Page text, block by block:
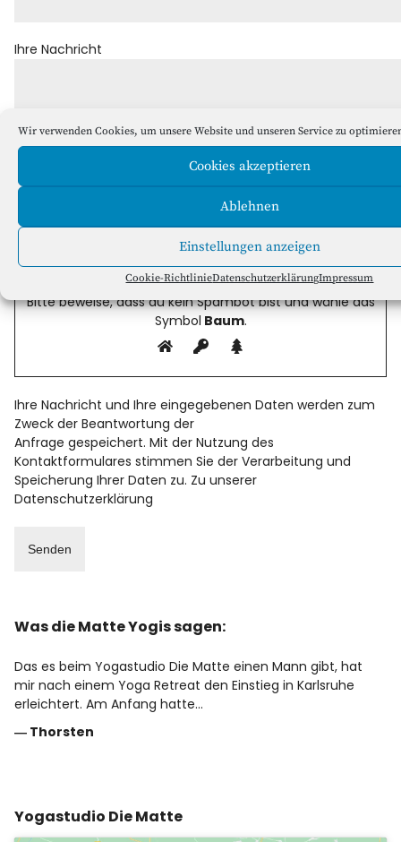
Wir verwenden Cookies, um unsere Website und unseren Service zu
Cookies akzeptieren
Ablehnen
Einstellungen anzeigen
Cookie-RichtlinieDatenschutzerklärungImpressum
Ihre Nachricht
Bitte beweise, dass du kein Spambot bist und wähle das
Symbol Baum.
Ihre Nachricht und Ihre eingegebenen Daten werden zum
Zweck der Beantwortung der
Anfrage gespeichert. Mit der Nutzung des
Kontaktformulares stimmen Sie der Verarbeitung und
Speicherung Ihrer Daten zu. Zu unserer
Datenschutzerklärung
Was die Matte Yogis sagen:
Das es beim Yogastudio Die Matte einen Mann gibt, hat
mir nach einem Yoga Retreat den Einstieg in Karlsruhe
erleichtert. Am Anfang hatte…
― Thorsten
Yogastudio Die Matte